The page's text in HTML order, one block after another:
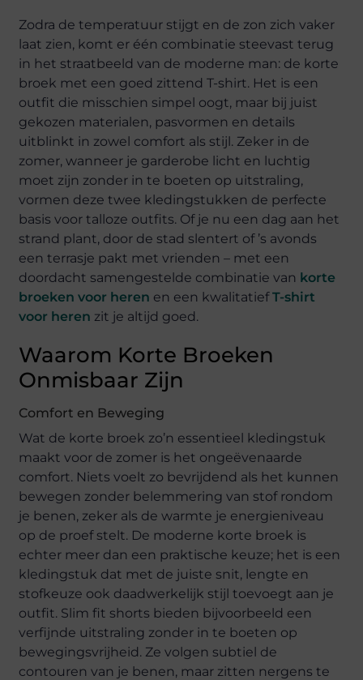
Zodra de temperatuur stijgt en de zon zich vaker
laat zien, komt er één combinatie steevast terug
in het straatbeeld van de moderne man: de korte
broek met een goed zittend T-shirt. Het is een
outfit die misschien simpel oogt, maar bij juist
gekozen materialen, pasvormen en details
uitblinkt in zowel comfort als stijl. Zeker in de
zomer, wanneer je garderobe licht en luchtig
moet zijn zonder in te boeten op uitstraling,
vormen deze twee kledingstukken de perfecte
basis voor talloze outfits. Of je nu een dag aan het
strand plant, door de stad slentert of ’s avonds
een terrasje pakt met vrienden – met een
doordacht samengestelde combinatie van korte
broeken voor heren en een kwalitatiefT-shirt
voor heren zit je altijd goed.
Waarom Korte Broeken
Onmisbaar Zijn
Comfort en Beweging
Wat de korte broek zo’n essentieel kledingstuk
maakt voor de zomer is het ongeëvenaarde
comfort. Niets voelt zo bevrijdend als het kunnen
bewegen zonder belemmering van stof rondom
je benen, zeker als de warmte je energieniveau
op de proef stelt. De moderne korte broek is
echter meer dan een praktische keuze; het is een
kledingstuk dat met de juiste snit, lengte en
stofkeuze ook daadwerkelijk stijl toevoegt aan je
outfit. Slim fit shorts bieden bijvoorbeeld een
verfijnde uitstraling zonder in te boeten op
bewegingsvrijheid. Ze volgen subtiel de
contouren van je benen, maar zitten nergens te